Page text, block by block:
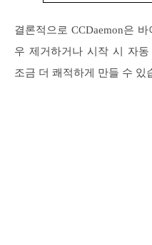
결론적으로 CCDaemon은
우 제거하거나 시작 시 자
조금 더 쾌적하게 만들 수 있